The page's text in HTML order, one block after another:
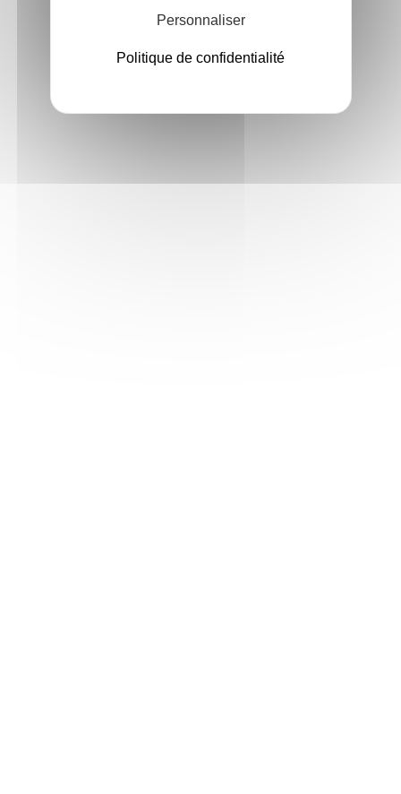
Personnaliser
Politique de confidentialité